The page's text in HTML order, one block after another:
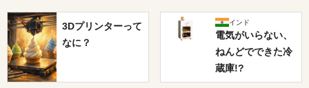
3Dプリンターって
なに？
インド
電気がいらない、
ねんどでできた冷
蔵庫!?